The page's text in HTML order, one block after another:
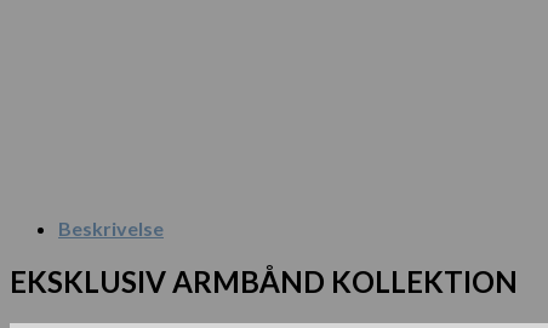
Beskrivelse
EKSKLUSIV ARMBÅND KOLLEKTION